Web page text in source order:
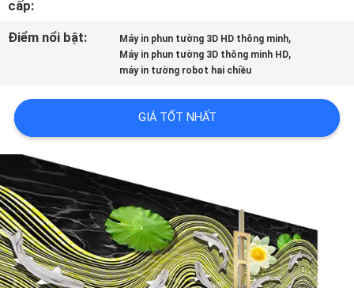
SOÁT
CHẤT
LIÊN
HỆ
CHÚNG
TÔI
TIN
TỨC
cấp:
Điểm nổi bật: Máy in phun tường 3D HD thông minh,
Máy in phun tường 3D thông minh HD,
máy in tường robot hai chiều
GIÁ TỐT NHẤT